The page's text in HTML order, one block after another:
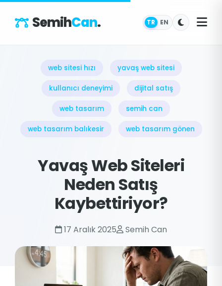
SemihCan. TR EN
web sitesi hızı yavaş web sitesi
kullanıcı deneyimi dijital satış
web tasarım semih can
web tasarım balıkesir web tasarım gönen
Yavaş Web Siteleri
Neden Satış
Kaybettiriyor?
17 Aralık 2025 Semih Can